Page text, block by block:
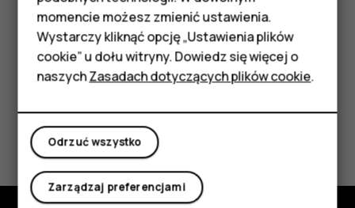
Akcesoria
HMD Terra M
Tablety
Moje konto
internetowe, o ile masz dostęp do Internetu.
Czy te informacje były pomocne?
Tak Nie
momencie możesz zmienić ustawienia.
Wystarczy kliknąć opcję „Ustawienia plików
cookie” u dołu witryny. Dowiedz się więcej o
naszychZasadach dotyczących plików cookie.
Odrzuć wszystko
Zarządzaj preferencjami